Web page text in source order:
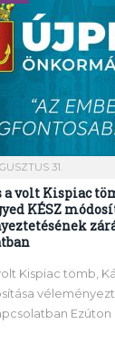
31.
a volt Kispiac
KÉSZ
Kispiac tömb,
Ezúton